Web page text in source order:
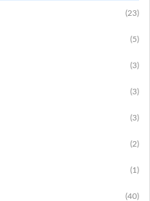
(23)
(5)
(3)
(3)
(3)
(2)
(1)
(40)